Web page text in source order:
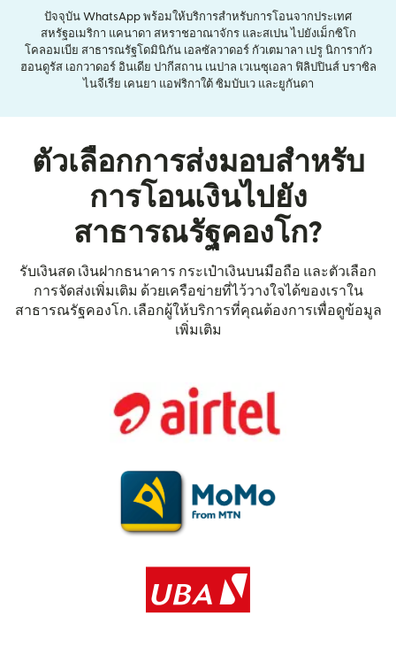
ปัจจุบัน WhatsApp พร้อมให้บริการสำหรับการโอนจากประเทศ
สหรัฐอเมริกา แคนาดา สหราชอาณาจักร และสเปน ไปยังเม็กซิโก
โคลอมเบีย สาธารณรัฐโดมินิกัน เอลซัลวาดอร์ กัวเตมาลา เปรู นิการากัว
ฮอนดูรัส เอกวาดอร์ อินเดีย ปากีสถาน เนปาล เวเนซุเอลา ฟิลิปปินส์ บราซิล
ไนจีเรีย เคนยา แอฟริกาใต้ ซิมบับเว และยูกันดา
ตัวเลือกการส่งมอบสำหรับ
การโอนเงินไปยัง
สาธารณรัฐคองโก?
รับเงินสด เงินฝากธนาคาร กระเป๋าเงินบนมือถือ และตัวเลือก
การจัดส่งเพิ่มเติม ด้วยเครือข่ายที่ไว้วางใจได้ของเราใน
สาธารณรัฐคองโก. เลือกผู้ให้บริการที่คุณต้องการเพื่อดูข้อมูล
เพิ่มเติม